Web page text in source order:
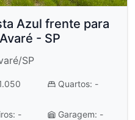
Azul frente para
- SP
SP
Quartos: -
- Garagem: -